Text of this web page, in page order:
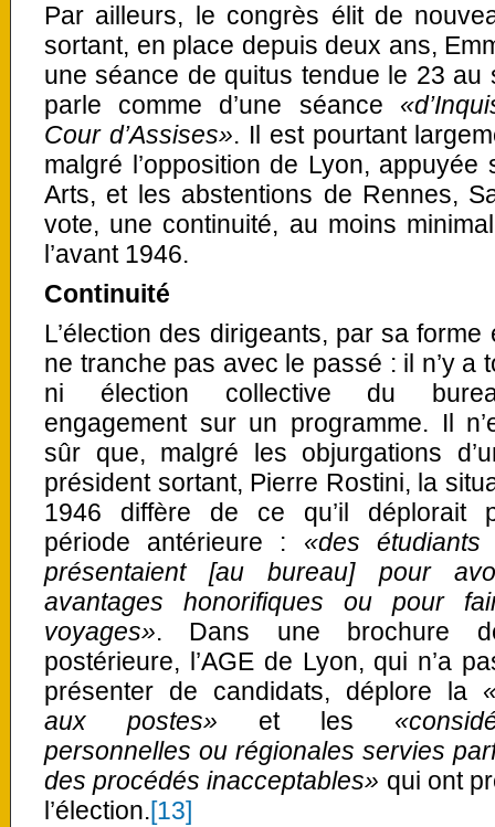
Par ailleurs, le congrès élit de
sortant, en place depuis deux ans,
une séance de quitus tendue le 23 au
parle comme d’une séance
Cour d’Assises». Il est pourtant
malgré l’opposition de Lyon,
Arts, et les abstentions de Rennes,
vote, une continuité, au moins
l’avant 1946.
Continuité
L’élection des dirigeants, par sa forme
ne tranche pas avec le passé : il n’y a
ni élection collective du
engagement sur un programme. Il
sûr que, malgré les objurgations
président sortant, Pierre Rostini, la
1946 diffère de ce qu’il déplorait
période antérieure : «des
présentaient [au bureau] pour
avantages honorifiques ou pour
voyages». Dans une brochure
postérieure, l’AGE de Lyon, qui n’a
présenter de candidats, déplore la
aux postes» et les
personnelles ou régionales servies
des procédés inacceptables» qui ont
l’élection.[13]